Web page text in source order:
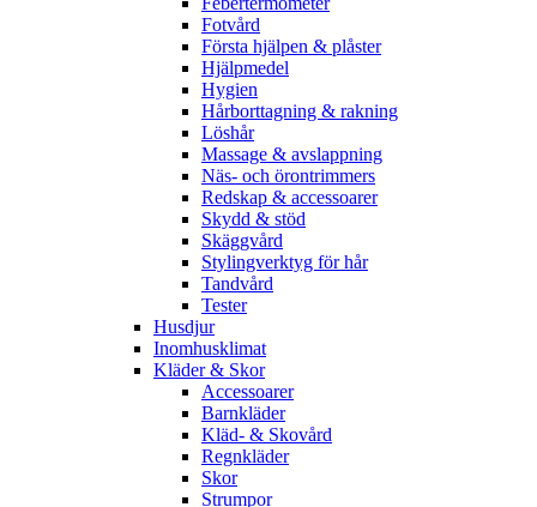
Fotvård
Första hjälpen & plåster
Hjälpmedel
Hygien
Hårborttagning & rakning
Löshår
Massage & avslappning
Näs- och örontrimmers
Redskap & accessoarer
Skydd & stöd
Skäggvård
Stylingverktyg för hår
Tandvård
Tester
Husdjur
Inomhusklimat
Kläder & Skor
Accessoarer
Barnkläder
Kläd- & Skovård
Regnkläder
Skor
Strumpor